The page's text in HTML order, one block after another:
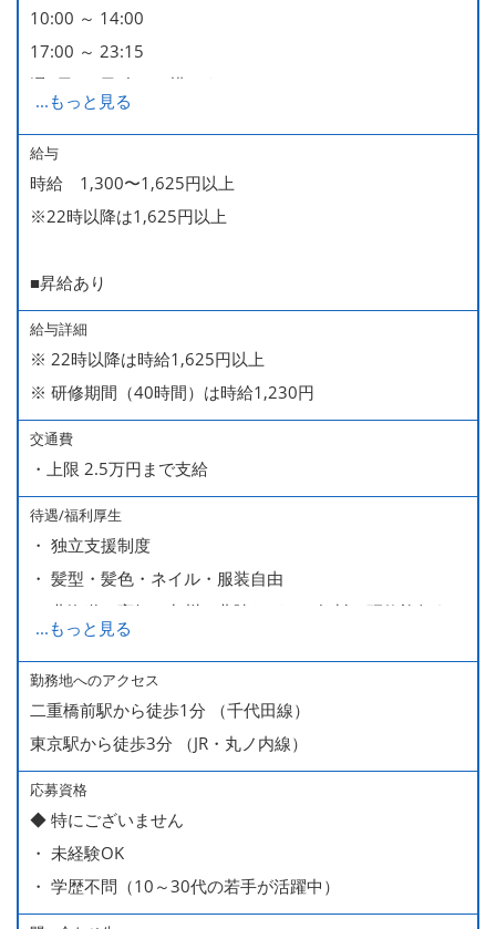
10:00 ～ 14:00
17:00 ～ 23:15
週2日・1日4h～で構いません。
■時短勤務制度あり
...もっと見る
給与
時給 1,300〜1,625円以上
※22時以降は1,625円以上
■昇給あり
給与詳細
※ 22時以降は時給1,625円以上
※ 研修期間（40時間）は時給1,230円
交通費
・上限 2.5万円まで支給
待遇/福利厚生
・ 独立支援制度
・ 髪型・髪色・ネイル・服装自由
・ 北海道や高知、九州、北陸などへの無料の研修旅行あり
ます
・ 無料の美味しい まかない食 あり
...もっと見る
勤務地へのアクセス
二重橋前駅から徒歩1分 （千代田線）
東京駅から徒歩3分 （JR・丸ノ内線）
応募資格
◆ 特にございません
・ 未経験OK
・ 学歴不問（10～30代の若手が活躍中）